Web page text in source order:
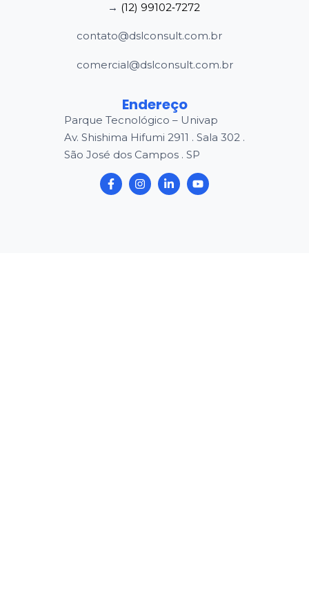
→ (12) 99102‑7272
contato@dslconsult.com.br
comercial@dslconsult.com.br
Endereço
Parque Tecnológico – Univap
Av. Shishima Hifumi 2911 . Sala 302 .
São José dos Campos . SP